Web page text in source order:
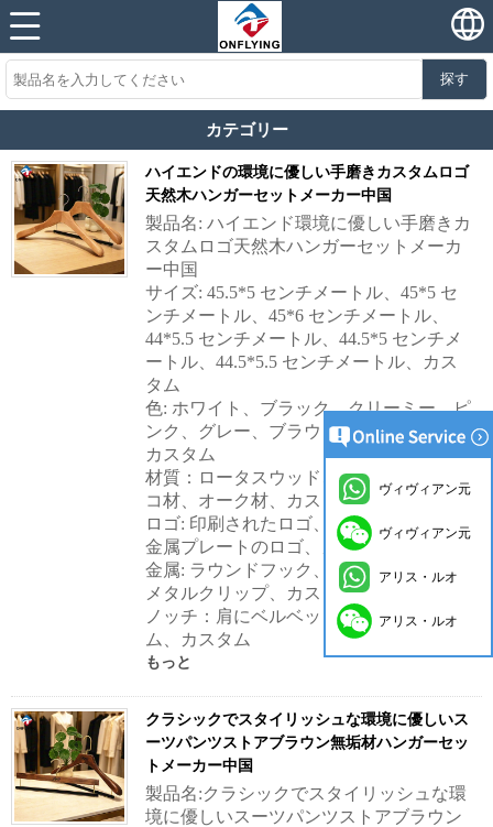
探す
カテゴリー
ハイエンドの環境に優しい手磨きカスタムロゴ
天然木ハンガーセットメーカー中国
製品名: ハイエンド環境に優しい手磨きカ
スタムロゴ天然木ハンガーセットメーカ
ー中国
サイズ: 45.5*5 センチメートル、45*5 セ
ンチメートル、45*6 センチメートル、
44*5.5 センチメートル、44.5*5 センチメ
ートル、44.5*5.5 センチメートル、カス
タム
色: ホワイト、ブラック、クリーミー、ピ
ンク、グレー、ブラウン、天然木の色、
カスタム
材質：ロータスウッド、ブナ材、トネリ
コ材、オーク材、カスタム
ロゴ: 印刷されたロゴ、彫刻されたロゴ、
金属プレートのロゴ、カスタム
金属: ラウンドフック、スクエアフック、
メタルクリップ、カスタム
ノッチ：肩にベルベット、滑り止めゴ
ム、カスタム
もっと
クラシックでスタイリッシュな環境に優しいス
ーツパンツストアブラウン無垢材ハンガーセッ
トメーカー中国
製品名:クラシックでスタイリッシュな環
境に優しいスーツパンツストアブラウン
ヴィヴィアン元
ヴィヴィアン元
アリス・ルオ
アリス・ルオ